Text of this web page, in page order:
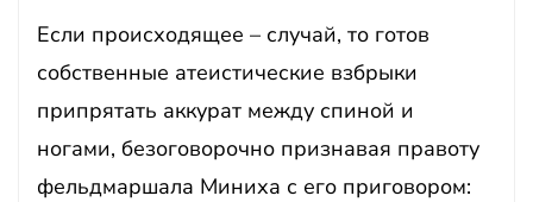
Если происходящее – случай, то готов
собственные атеистические взбрыки
припрятать аккурат между спиной и
ногами, безоговорочно признавая правоту
фельдмаршала Миниха с его приговором: